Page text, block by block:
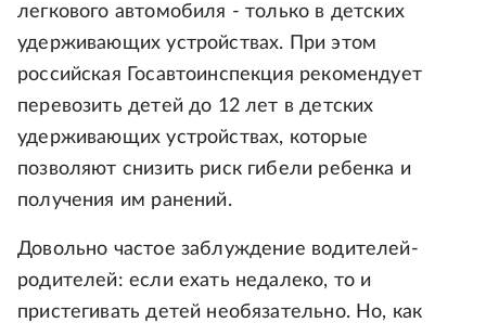
легкового автомобиля - только в детских
удерживающих устройствах. При этом
российская Госавтоинспекция рекомендует
перевозить детей до 12 лет в детских
удерживающих устройствах, которые
позволяют снизить риск гибели ребенка и
получения им ранений.
Довольно частое заблуждение водителей-
родителей: если ехать недалеко, то и
пристегивать детей необязательно. Но, как